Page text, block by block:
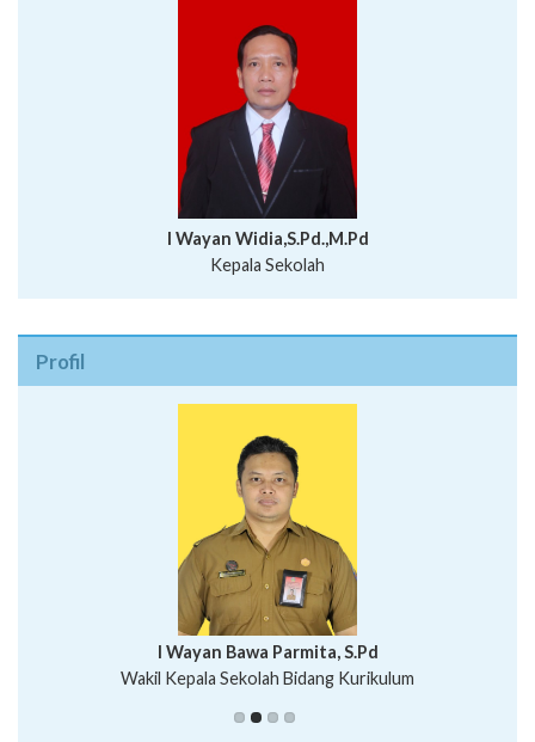
I Wayan Widia,S.Pd.,M.Pd
Kepala Sekolah
Profil
Putu Suhartana, S.Pd.
I Wayan Bawa Parmita, S.Pd
Wakil Kepala Sekolah Bidang Kurikulum
I Wayan Gede Aditya Pratita, S.Pd., M.Sn
Wakil Kepala Sekolah Bidang Kesiswaan
Ni Wayan Nopi Sutantri, S.Pd.